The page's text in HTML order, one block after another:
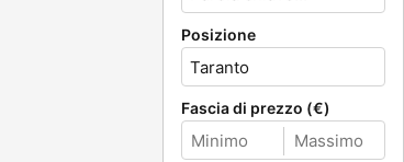
Posizione
Fascia di prezzo (€)